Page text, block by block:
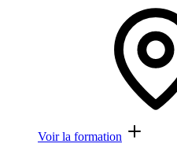
Voir la formation